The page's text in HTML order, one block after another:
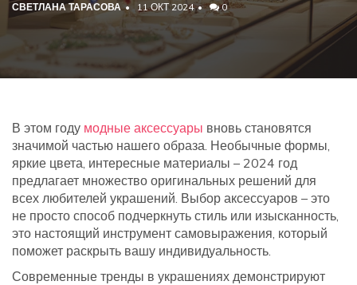
СВЕТЛАНА ТАРАСОВА 11 ОКТ 2024 0
В этом году модные аксессуары вновь становятся
значимой частью нашего образа. Необычные формы,
яркие цвета, интересные материалы – 2024 год
предлагает множество оригинальных решений для
всех любителей украшений. Выбор аксессуаров – это
не просто способ подчеркнуть стиль или изысканность,
это настоящий инструмент самовыражения, который
поможет раскрыть вашу индивидуальность.
Современные тренды в украшениях демонстрируют